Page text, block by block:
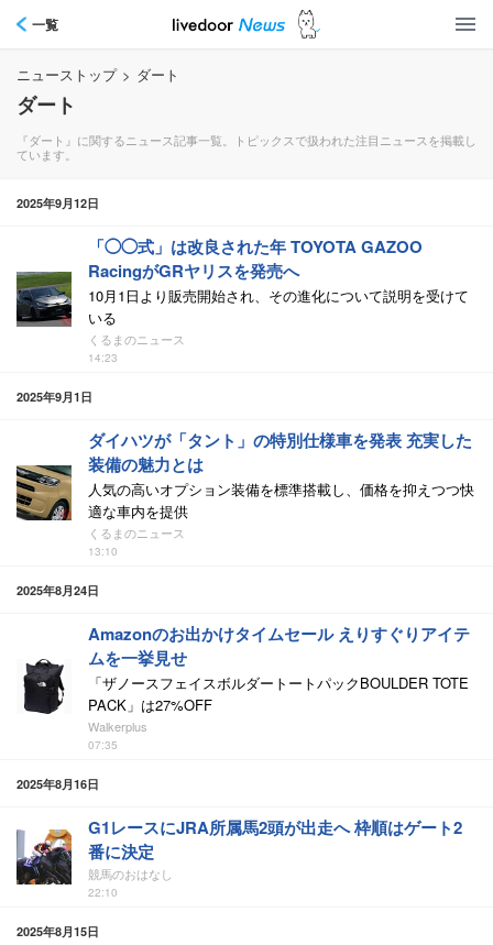
一覧
ニューストップ > ダート
ダート
『ダート』に関するニュース記事一覧。トピックスで扱われた注目ニュースを掲載し
ています。
2025年9月12日
「◯◯式」は改良された年 TOYOTA GAZOO
RacingがGRヤリスを発売へ
10月1日より販売開始され、その進化について説明を受けて
いる
くるまのニュース
14:23
2025年9月1日
ダイハツが「タント」の特別仕様車を発表 充実した
装備の魅力とは
人気の高いオプション装備を標準搭載し、価格を抑えつつ快
適な車内を提供
くるまのニュース
13:10
2025年8月24日
Amazonのお出かけタイムセール えりすぐりアイテ
ムを一挙見せ
「ザノースフェイスボルダートートパックBOULDER TOTE
PACK」は27%OFF
Walkerplus
07:35
2025年8月16日
G1レースにJRA所属馬2頭が出走へ 枠順はゲート2
番に決定
競馬のおはなし
22:10
2025年8月15日